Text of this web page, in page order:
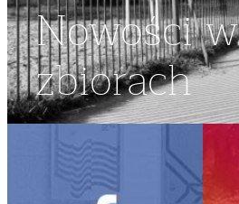
Nowości w
zbiorach